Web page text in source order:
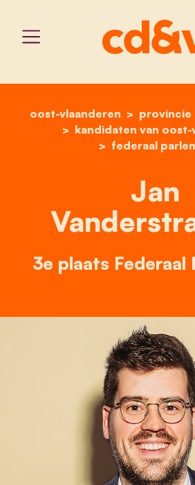
home
oost-vlaanderen
provincie
kandidaten van oost-
federaal
jan
Jan
3e plaats Federaal